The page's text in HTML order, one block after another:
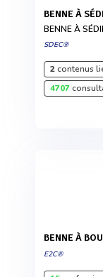
BENNE À
BENNE À
SDEC®
2contenus
4707
BENNE À
E2C®